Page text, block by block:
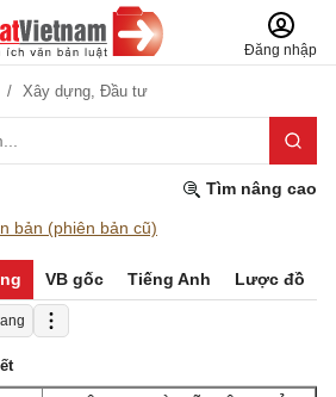
Đăng nhập
Xây dựng, Đầu tư
Tìm nâng cao
bản (phiên bản cũ)
VB gốc Tiếng Anh Lược đồ